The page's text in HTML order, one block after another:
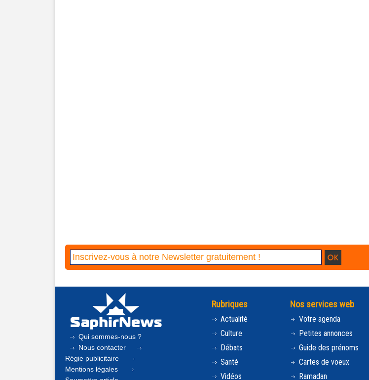
Qui sommes-nous ?
Nous contacter
Régie publicitaire
Mentions légales
Rubriques
Actualité
Culture
Débats
Santé
Vidéos
Nos services web
Votre agenda
Petites annonces
Guide des prénoms
Cartes de voeux
Ramadan